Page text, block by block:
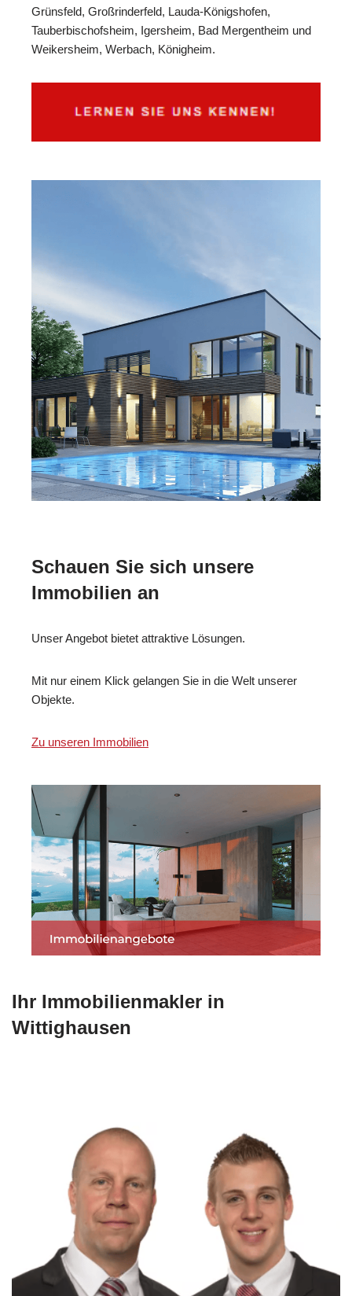
Grünsfeld, Großrinderfeld, Lauda-Königshofen,
Tauberbischofsheim, Igersheim, Bad Mergentheim und
Weikersheim, Werbach, Königheim.
Schauen Sie sich unsere
Immobilien an
Unser Angebot bietet attraktive Lösungen.
Mit nur einem Klick gelangen Sie in die Welt unserer
Objekte.
Zu unseren Immobilien
Ihr Immobilienmakler in
Wittighausen